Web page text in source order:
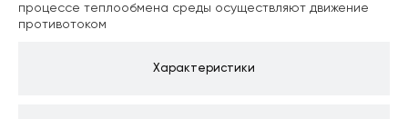
Характеристики
процессе теплообмена среды осуществляют движение
противотоком